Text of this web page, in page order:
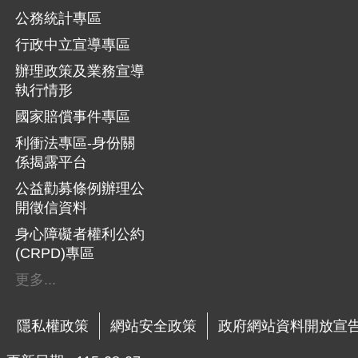
公務統計專區
行政中立宣導專區
辦理政策及業務宣導
執行情形
國家賠償事件專區
利衝法專區-身份關
係揭露平台
公益勸募條例辦理公
開徵信資料
身心障礙者權利公約
(CRPD)專區
更多...
隱私權政策 網站安全政策 政府網站資料開放宣